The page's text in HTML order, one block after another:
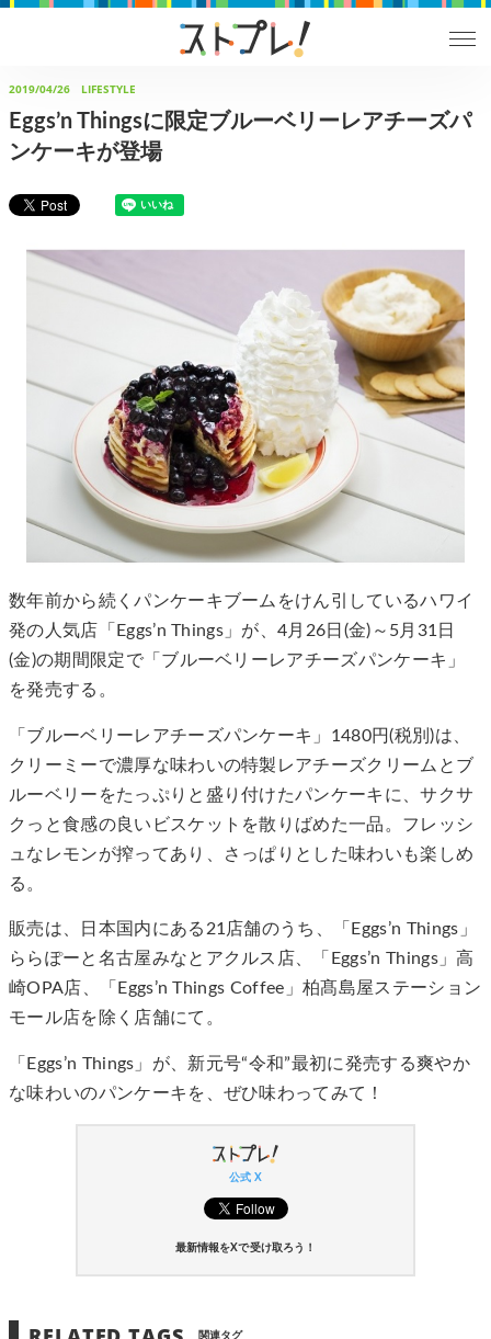
2019/04/26 LIFESTYLE
Eggs’n Thingsに限定ブルーベリーレアチーズパ
ンケーキが登場
数年前から続くパンケーキブームをけん引しているハワイ
発の人気店「Eggs’n Things」が、4月26日(金)～5月31日
(金)の期間限定で「ブルーベリーレアチーズパンケーキ」
を発売する。
「ブルーベリーレアチーズパンケーキ」1480円(税別)は、
クリーミーで濃厚な味わいの特製レアチーズクリームとブ
ルーベリーをたっぷりと盛り付けたパンケーキに、サクサ
クっと食感の良いビスケットを散りばめた一品。フレッシ
ュなレモンが搾ってあり、さっぱりとした味わいも楽しめ
る。
販売は、日本国内にある21店舗のうち、「Eggs’n Things」
ららぽーと名古屋みなとアクルス店、「Eggs’n Things」高
崎OPA店、「Eggs’n Things Coffee」柏髙島屋ステーション
モール店を除く店舗にて。
「Eggs’n Things」が、新元号“令和”最初に発売する爽やか
な味わいのパンケーキを、ぜひ味わってみて！
公式 X
最新情報をXで受け取ろう！
関連タグ